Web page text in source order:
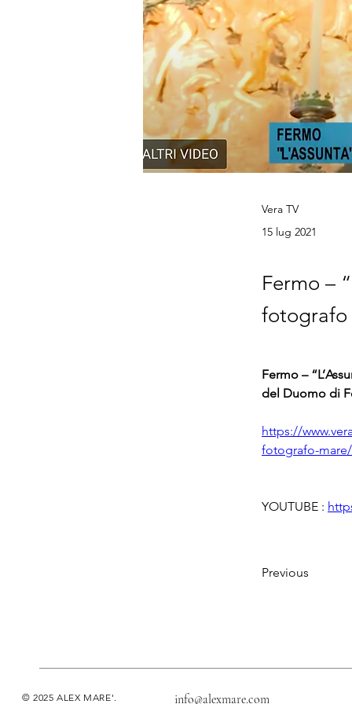
Vera TV
15 lug 2021
Fermo –
fotografo
Fermo –
del Duomo di
https://
YOUTUBE :
Previous
© 2025 ALEX MARE'.
info@alexmare.com